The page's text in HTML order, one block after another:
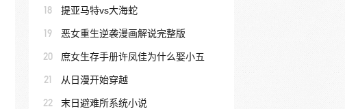
18 提亚马特vs大海蛇
19 恶女重生逆袭漫画解说完整版
20 庶女生存手册许凤佳为什么娶小五
21 从日漫开始穿越
22 末日避难所系统小说